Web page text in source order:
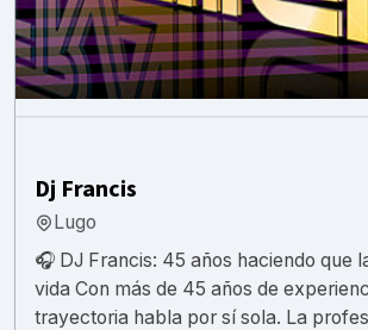
Dj Francis
Lugo
🎧 DJ Francis: 45 años haciendo que
vida Con más de 45 años de
trayectoria habla por sí sola. La